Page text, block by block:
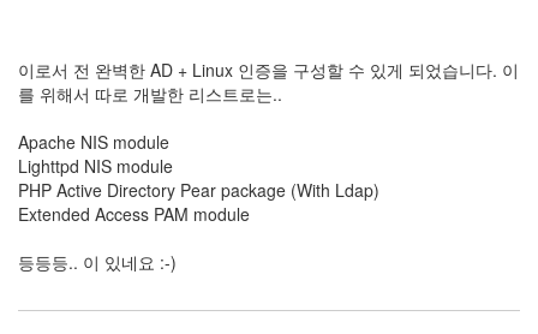
이로서 전 완벽한 AD + Linux 인증을 구성할 수 있게 되었습니다. 이
를 위해서 따로 개발한 리스트로는..
Apache NIS module
Lighttpd NIS module
PHP Active Directory Pear package (With Ldap)
Extended Access PAM module
등등등.. 이 있네요 :-)
Diving
0
품
리
뷰
5